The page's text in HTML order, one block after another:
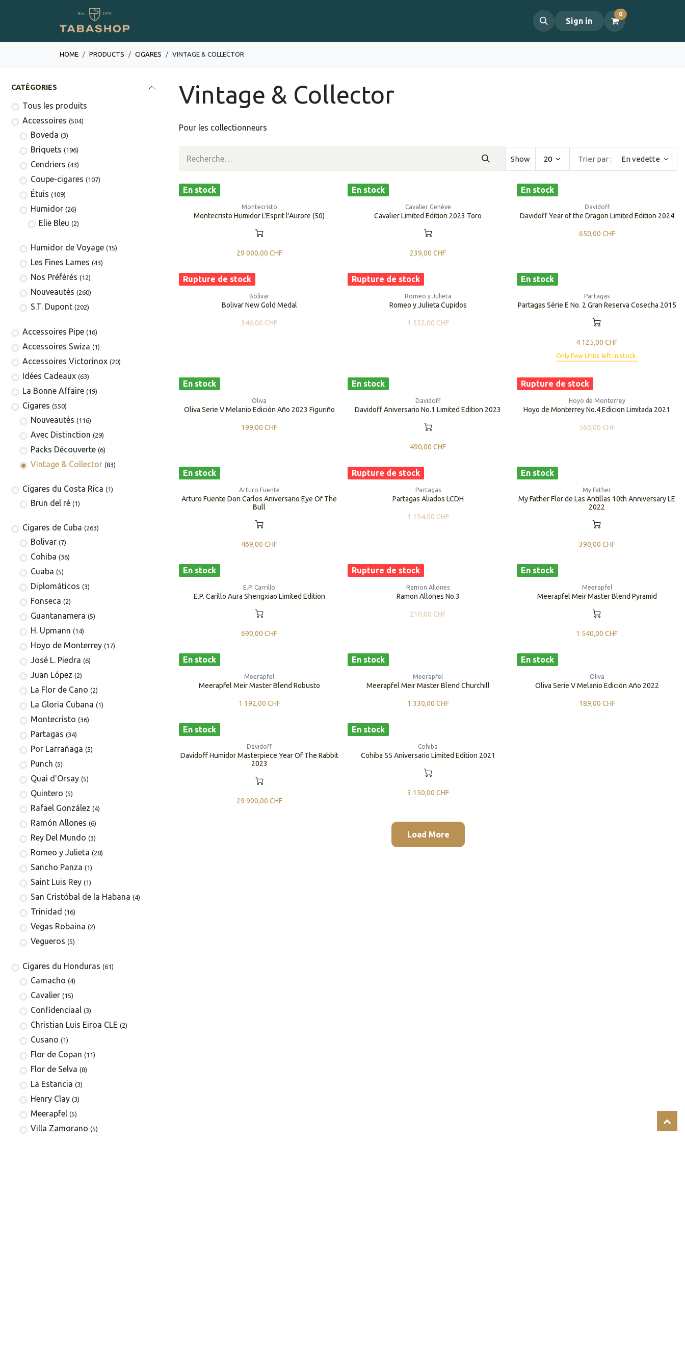
Sign in
0
HOME PRODUCTS ​​​CIGARES VINTAGE & COLLECTOR
CATÉGORIES
Tous les produits
​​​​​​​​​​Accessoires (504)
Boveda (3)
​​​​Briquets (196)
Cendriers (43)
Coupe-cigares (107)
​Étuis (109)
Humidor (26)
Elie Bleu (2)
Humidor de Voyage (15)
Les Fines Lames (43)
Nos Préférés (12)
Nouveautés (260)
S.T. Dupont (202)
​​​​​​​​​​Accessoires Pipe (16)
Accessoires Swiza (1)
​​​​​​​​​​Accessoires Victorinox (20)
Idées Cadeaux (63)
La Bonne Affaire (19)
​​​Cigares (550)
​Nouveautés (116)
Avec Distinction (29)
Packs Découverte (6)
Vintage & Collector (83)
​​​Cigares du Costa Rica (1)
Brun del ré (1)
Cigares de Cuba (263)
​Bolivar (7)
Cohiba (36)
Cuaba (5)
Diplomáticos (3)
Fonseca (2)
Guantanamera (5)
H. Upmann (14)
Hoyo de Monterrey (17)
José L. Piedra (6)
Juan López (2)
La Flor de Cano (2)
La Gloria Cubana (1)
Montecristo (36)
Partagas (34)
Por Larrañaga (5)
Punch (5)
Quai d'Orsay (5)
Quintero (5)
Rafael González (4)
Ramón Allones (6)
Rey Del Mundo (3)
Romeo y Julieta (28)
Sancho Panza (1)
Saint Luis Rey (1)
San Cristóbal de la Habana (4)
Trinidad (16)
Vegas Robaina (2)
Vegueros (5)
​​​Cigares du Honduras (61)
Camacho (4)
Cavalier (15)
Confidenciaal (3)
Christian Luis Eiroa CLE (2)
Cusano (1)
Flor de Copan (11)
Flor de Selva (8)
La Estancia (3)
Henry Clay (3)
Meerapfel (5)
Villa Zamorano (5)
Vintage & Collector
Pour les collectionneurs
Trier par : En vedette
Show 20
En stock
Montecristo
Montecristo ​​Humidor L'Esprit l'Aurore (50)
29 000,00 CHF
En stock
Cavalier Genève
Cavalier Limited Edition 2023 Toro
239,00 CHF
En stock
Davidoff
​​​​Davidoff Year of the Dragon Limited Edition 2024
650,00 CHF
Rupture de stock
Bolivar
Bolivar New Gold Medal
346,00 CHF
Rupture de stock
Romeo y Julieta
Romeo y Julieta Cupidos
1 552,00 CHF
En stock
Partagas
Partagas Série E No. 2 Gran Reserva Cosecha 2015
4 125,00 CHF
Only Few Units left in stock.
En stock
Oliva
Oliva Serie V Melanio Edición Año 2023 Figuriño
199,00 CHF
En stock
Davidoff
Davidoff Aniversario No.1 Limited Edition 2023
490,00 CHF
Rupture de stock
Hoyo de Monterrey
Hoyo de Monterrey No.4 Edicion Limitada 2021
560,00 CHF
En stock
Arturo Fuente
Arturo Fuente Don Carlos Aniversario Eye Of The
Bull
469,00 CHF
Rupture de stock
Partagas
Partagas Aliados LCDH
1 194,00 CHF
En stock
My Father
My Father Flor de Las Antillas 10th Anniversary LE
2022
390,00 CHF
En stock
E.P. Carrillo
​​E.P. Carillo Aura Shengxiao Limited Edition
690,00 CHF
Rupture de stock
Ramon Allones
Ramon Allones No.3
210,00 CHF
En stock
Meerapfel
Meerapfel Meir Master Blend Pyramid
1 540,00 CHF
En stock
Meerapfel
Meerapfel Meir Master Blend Robusto
1 192,00 CHF
En stock
Meerapfel
Meerapfel Meir Master Blend Churchill
1 330,00 CHF
En stock
Oliva
Oliva Serie V Melanio Edición Año 2022
189,00 CHF
En stock
Davidoff
Davidoff Humidor Masterpiece Year Of The Rabbit
2023
29 900,00 CHF
En stock
Cohiba
Cohiba 55 Aniversario Limited Edition 2021
3 150,00 CHF
Load More